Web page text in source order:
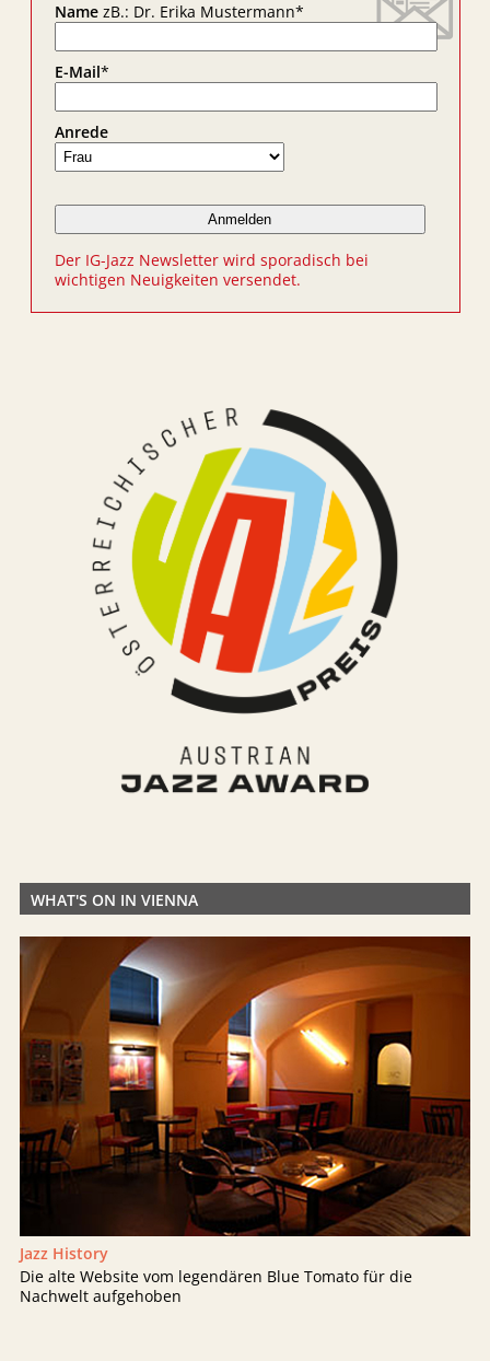
NamezB.: Dr. Erika Mustermann*
E-Mail*
Anrede
Der IG-Jazz Newsletter wird sporadisch bei
wichtigen Neuigkeiten versendet.
WHAT'S ON IN VIENNA
Jazz History
Die alte Website vom legendären Blue Tomato für die
Nachwelt aufgehoben